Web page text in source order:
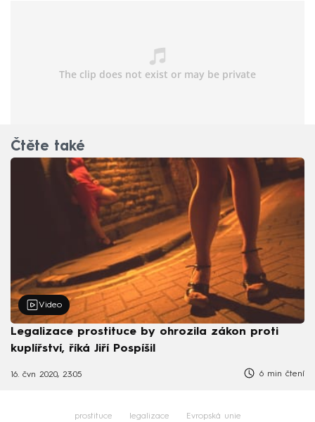
Čtěte také
Video
Legalizace prostituce by ohrozila zákon proti
kuplířství, říká Jiří Pospíšil
16. čvn 2020, 23:05 6 min čtení
prostituce legalizace Evropská unie